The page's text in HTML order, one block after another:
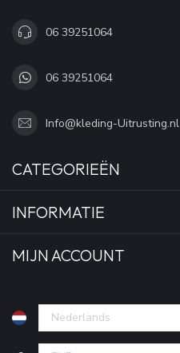
06 39251064
06 39251064
Info@kleding-Uitrusting.nl
CATEGORIEËN
INFORMATIE
MIJN ACCOUNT